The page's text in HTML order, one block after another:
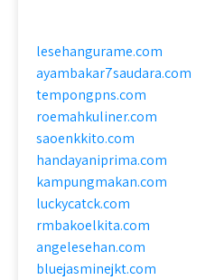
lesehangurame.com
ayambakar7saudara.com
tempongpns.com
roemahkuliner.com
saoenkkito.com
handayaniprima.com
kampungmakan.com
luckycatck.com
rmbakoelkita.com
angelesehan.com
bluejasminejkt.com